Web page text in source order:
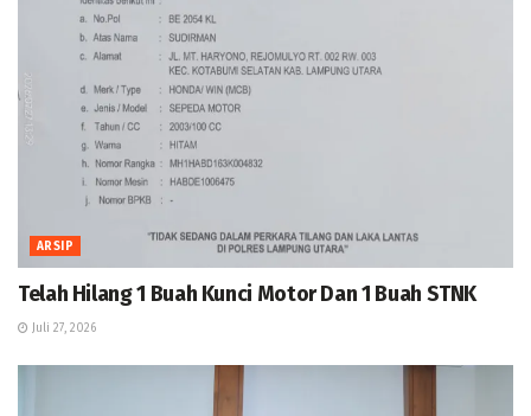
ARSIP
Telah Hilang 1 Buah Kunci Motor Dan 1 Buah STNK
Juli 27, 2026